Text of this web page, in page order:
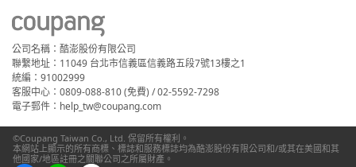
公司名稱：酷澎股份有限公司
聯繫地址：11049 台北市信義區信義路五段7號13樓之1
統編：91002999
客服中心：0809-088-810 (免費) / 02-5592-7298
電子郵件：help_tw@coupang.com
©Coupang Taiwan Co., Ltd. 保留所有權利。
本網站上顯示的所有商標、標誌和服務標誌均為酷澎股份有限公司和/或其在美國和其
他國家/地區註冊之關聯公司之所屬財產。